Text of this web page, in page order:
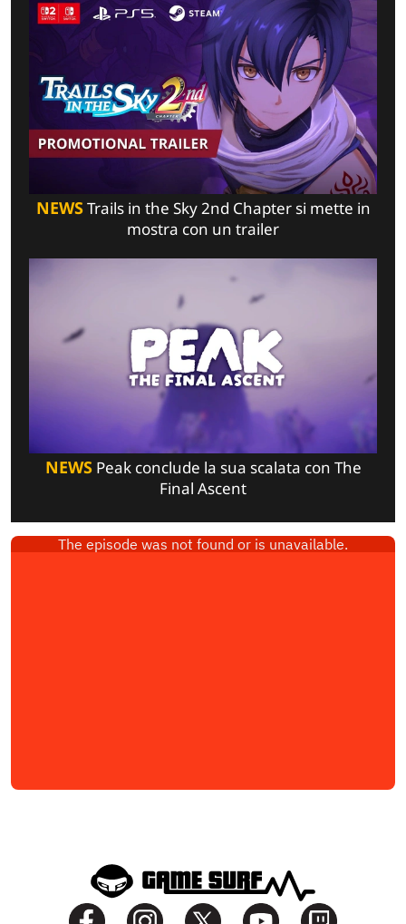
NEWSTrails in the Sky 2nd Chapter si mette in
mostra con un trailer
NEWSPeak conclude la sua scalata con The
Final Ascent